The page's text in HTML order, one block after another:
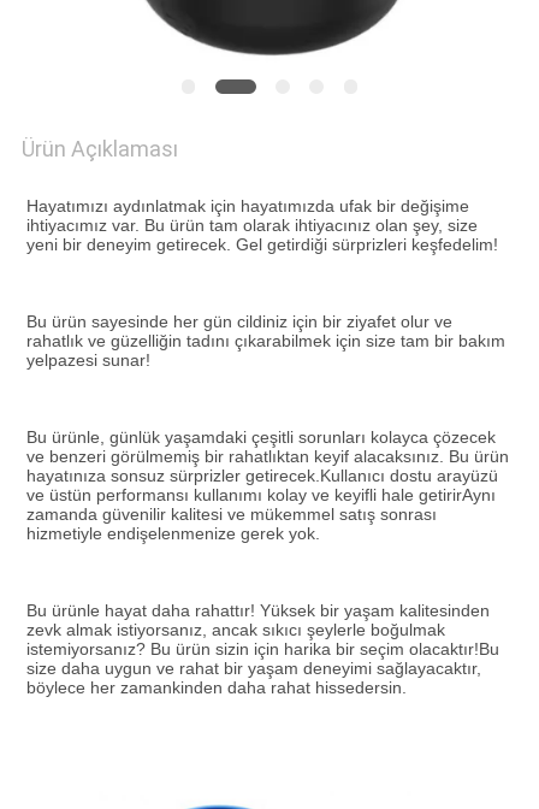
SITE
HARITASI
GIZLILIK
Ürün Açıklaması
Hayatımızı aydınlatmak için hayatımızda ufak bir değişime
ihtiyacımız var. Bu ürün tam olarak ihtiyacınız olan şey, size
yeni bir deneyim getirecek. Gel getirdiği sürprizleri keşfedelim!
Bu ürün sayesinde her gün cildiniz için bir ziyafet olur ve
rahatlık ve güzelliğin tadını çıkarabilmek için size tam bir bakım
yelpazesi sunar!
Bu ürünle, günlük yaşamdaki çeşitli sorunları kolayca çözecek
ve benzeri görülmemiş bir rahatlıktan keyif alacaksınız. Bu ürün
hayatınıza sonsuz sürprizler getirecek.Kullanıcı dostu arayüzü
ve üstün performansı kullanımı kolay ve keyifli hale getirirAynı
zamanda güvenilir kalitesi ve mükemmel satış sonrası
hizmetiyle endişelenmenize gerek yok.
Bu ürünle hayat daha rahattır! Yüksek bir yaşam kalitesinden
zevk almak istiyorsanız, ancak sıkıcı şeylerle boğulmak
istemiyorsanız? Bu ürün sizin için harika bir seçim olacaktır!Bu
size daha uygun ve rahat bir yaşam deneyimi sağlayacaktır,
böylece her zamankinden daha rahat hissedersin.